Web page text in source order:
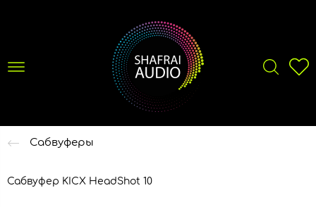
Сабвуферы
Сабвуфер KICX HeadShot 10